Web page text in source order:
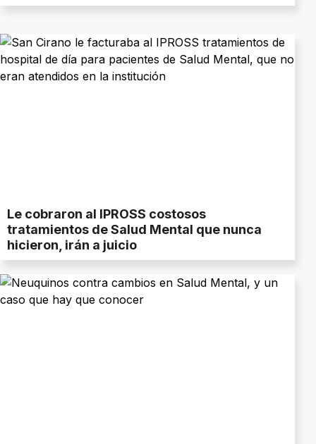
Le cobraron al IPROSS costosos
tratamientos de Salud Mental que nunca
hicieron, irán a juicio